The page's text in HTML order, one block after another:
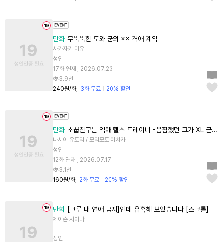
만화 무뚝뚝한 토와 군의 ×× 격애 계약
사카자키 미유
성인
17화 연재 , 2026.07.23
3.9천
240원/화
3화 무료 20% 할인
만화 소꿉친구는 익애 헬스 트레이너 -음침했던 그가 XL 근육남으로?!- [스크롤]
나시이 유토리 / 모리모토 이치카
성인
12화 연재 , 2026.07.17
3.1천
160원/화
2화 무료 20% 할인
만화 【크루 내 연애 금지】인데 유혹해 보았습니다 [스크롤]
제이슨 시이나
성인